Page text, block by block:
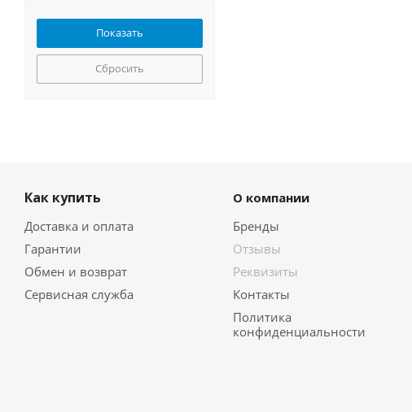
LuxDorf
MAUNFELD
MBS
NEFF
ORE
Pando
RICCI
Samsung
Сбросить
Как купить
Доставка и оплата
Гарантии
Обмен и возврат
Сервисная служба
О компании
Бренды
Отзывы
Реквизиты
Контакты
Политика
конфиденциальности